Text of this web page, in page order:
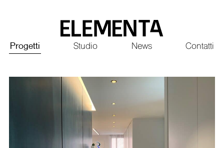
principal
Principale
Progetti Studio News Contatti